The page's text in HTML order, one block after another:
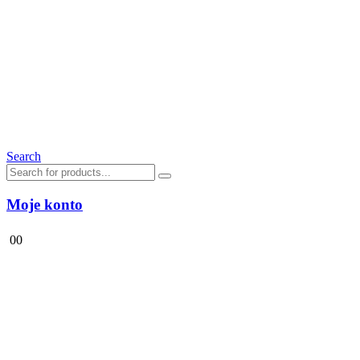
Search
Moje konto
00